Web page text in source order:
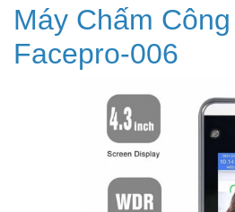
Máy Chấm
Facepro-006